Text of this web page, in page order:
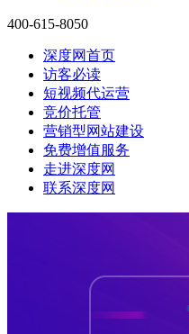
400-615-8050
深度网首页
访客必读
短视频代运营
竞价托管
营销型网站建设
免费增值服务
走进深度网
联系深度网